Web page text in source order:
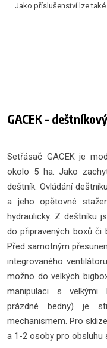
Jako příslušenství lze
GACEK –
Setřásač GACEK je
okolo 5 ha. Jako
deštník. Ovládání
a jeho opětovné
hydraulicky. Z deštníku
do připravených boxů či
Před samotným
integrovaného
možno do velkých
manipulaci s velkými
prázdné bedny) je
mechanismem. Pro
a 1-2 osoby pro obsluhu